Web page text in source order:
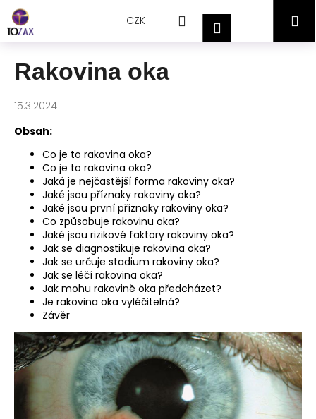
Přejít
obsah
CZK HledatPřihlášeníNákupní
Rakovina oka
15.3.2024
Obsah:
Co je to rakovina oka?
Co je to rakovina oka?
Jaká je nejčastější forma rakoviny oka?
Jaké jsou příznaky rakoviny oka?
Jaké jsou první příznaky rakoviny oka?
Co způsobuje rakovinu oka?
Jaké jsou rizikové faktory rakoviny oka?
Jak se diagnostikuje rakovina oka?
Jak se určuje stadium rakoviny oka?
Jak se léčí rakovina oka?
Jak mohu rakovině oka předcházet?
Je rakovina oka vyléčitelná?
Závěr
o
C
p
o
a
j
í
t